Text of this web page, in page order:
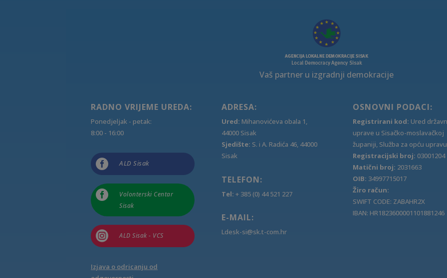
Vaš partner u izgradnji demokracije
RADNO VRIJEME UREDA:
Ponedjeljak - petak:
8:00 - 16:00
 ALD Sisak

Volonterski Centar
Sisak
 ALD Sisak - VCS
Izjava o odricanju od
ADRESA:
Ured: Mihanovićeva obala 1,
44000 Sisak
Sjedište: S. i A. Radića 46, 44000
Sisak
TELEFON:
Tel: + 385 (0) 44 521 227
E-MAIL:
Ldesk-si@sk.t-com.hr
OSNOVNI PODACI:
Registrirani kod: Ured
uprave u Sisačko-moslavačkoj
županiji, Služba za opću upravu
Registracijski broj: 03001204
Matični broj: 2031663
OIB: 34997715017
Žiro račun:
SWIFT CODE: ZABAHR2X
IBAN: HR1823600001101881246